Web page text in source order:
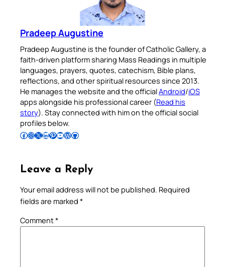
Pradeep Augustine
Pradeep Augustine is the founder of Catholic Gallery, a
faith-driven platform sharing Mass Readings in multiple
languages, prayers, quotes, catechism, Bible plans,
reflections, and other spiritual resources since 2013.
He manages the website and the officialAndroid/iOS
apps alongside his professional career (Read his
story). Stay connected with him on the official social
profiles below.
Follow Pradeep on Facebook Follow Pradeep on InstagramFollow Pradeep on X Follow Pradeep on LinkedIn Follow Pradeep on Pinterest Subscribe to Pradeep’s Youtube Channel Follow Pradeep on WordPress Follow Pradeep on GitHub
Leave a Reply
Your email address will not be published. Required
fields are marked *
Comment*